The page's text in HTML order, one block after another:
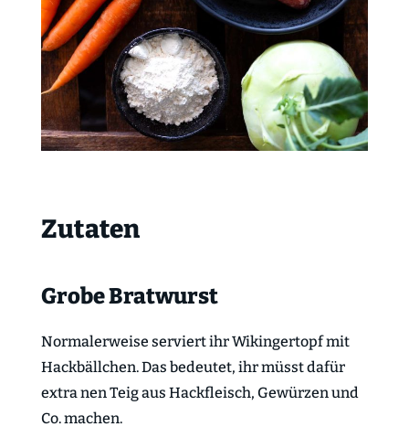
Zutaten
Grobe Bratwurst
Normalerweise serviert ihr Wikingertopf mit
Hackbällchen. Das bedeutet, ihr müsst dafür
extra nen Teig aus Hackfleisch, Gewürzen und
Co. machen.